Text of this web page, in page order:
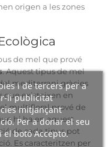
i de tercers per a
li publicitat
mitjançant
Per a donar el seu
botó Accepto.
origen a les zones
de mel que prové
. Aquest tipus de mel
mediterrani gràcies
que existeixen en
multifloral prové de
hi ha en aquest
de cada tipus pot
Es caracteritzen per